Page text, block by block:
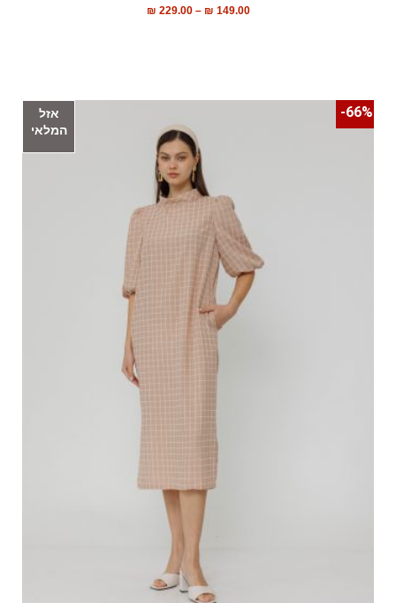
₪ 149.00
–
₪ 229.00
אזל
המלאי
66%-